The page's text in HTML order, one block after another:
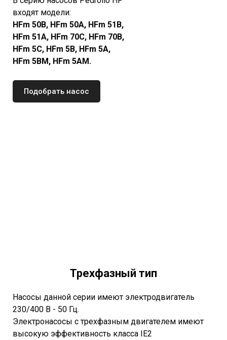
входят модели:
HFm 50B, HFm 50A, HFm 51B,
HFm 51A, HFm 70C, HFm 70B,
HFm 5C, HFm 5B, HFm 5A,
HFm 5BM, HFm 5AM.
Подобрать насос
Трехфазный тип
Насосы данной серии имеют электродвигатель
230/400 В - 50 Гц.
Электронасосы с трехфазным двигателем имеют
высокую эффективность класса IE2